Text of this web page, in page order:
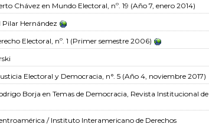
Chávez en Mundo Electoral, nº. 19 (Año 7, enero 2014)
Hernández
Electoral, nº. 1 (Primer semestre 2006)
Electoral y Democracia, n°. 5 (Año 4, noviembre 2017)
Borja en Temas de Democracia, Revista Institucional de
/ Instituto Interamericano de Derechos